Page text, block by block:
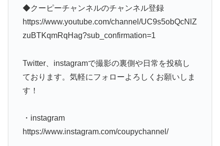
◆クーピーチャンネルのチャンネル登録
https://www.youtube.com/channel/UC9s5obQcNlZ
zuBTKqmRqHag?sub_confirmation=1
Twitter、instagramで撮影の裏側や日常を投稿し
ております。気軽にフォローよろしくお願いしま
す！
・instagram
https://www.instagram.com/coupychannel/